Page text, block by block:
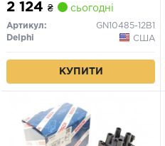
2 124 ₴ сьогодні
Артикул:
GN10485-12B1
Delphi
США
КУПИТИ